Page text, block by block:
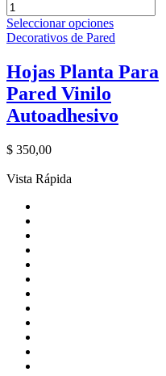
Seleccionar opciones
Decorativos de Pared
Hojas Planta Para
Pared Vinilo
Autoadhesivo
$ 350,00
Vista Rápida